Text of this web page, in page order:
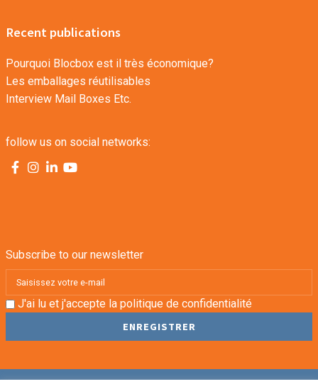
Recent publications
Pourquoi Blocbox est il très économique?
Les emballages réutilisables
Interview Mail Boxes Etc.
follow us on social networks:
Subscribe to our newsletter
J'ai lu et j'accepte la politique de confidentialité